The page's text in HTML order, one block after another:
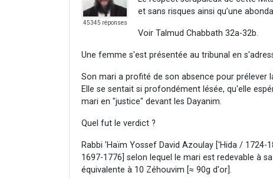
45345 réponses
et sans risques ainsi qu’une
Voir Talmud Chabbath 32a-32b.
Une femme s'est présentée au tribunal en
Son mari a profité de son absence pour prélever
Elle se sentait si profondément lésée, qu'elle
mari en "justice" devant les Dayanim.
Quel fut le verdict ?
Rabbi 'Haïm Yossef David Azoulay ['Hida / 1724-
1697-1776] selon lequel le mari est redevable à
équivalente à 10 Zéhouvim [≈ 90g d'or].